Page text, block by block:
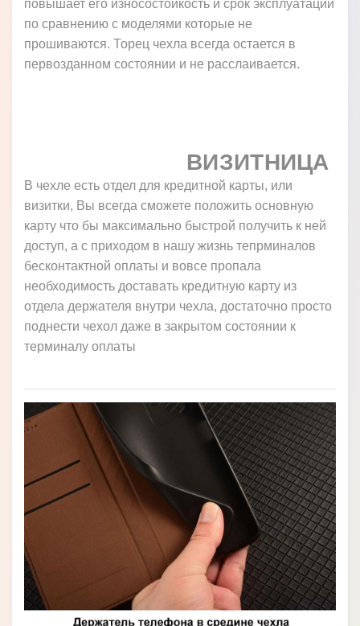
повышает его износостойкость и срок эксплуатации
по сравнению с моделями которые не
прошиваются. Торец чехла всегда остается в
первозданном состоянии и не расслаивается.
ВИЗИТНИЦА
В чехле есть отдел для кредитной карты, или
визитки, Вы всегда сможете положить основную
карту что бы максимально быстрой получить к ней
доступ, а с приходом в нашу жизнь тепрминалов
бесконтактной оплаты и вовсе пропала
необходимость доставать кредитную карту из
отдела держателя внутри чехла, достаточно просто
поднести чехол даже в закрытом состоянии к
терминалу оплаты